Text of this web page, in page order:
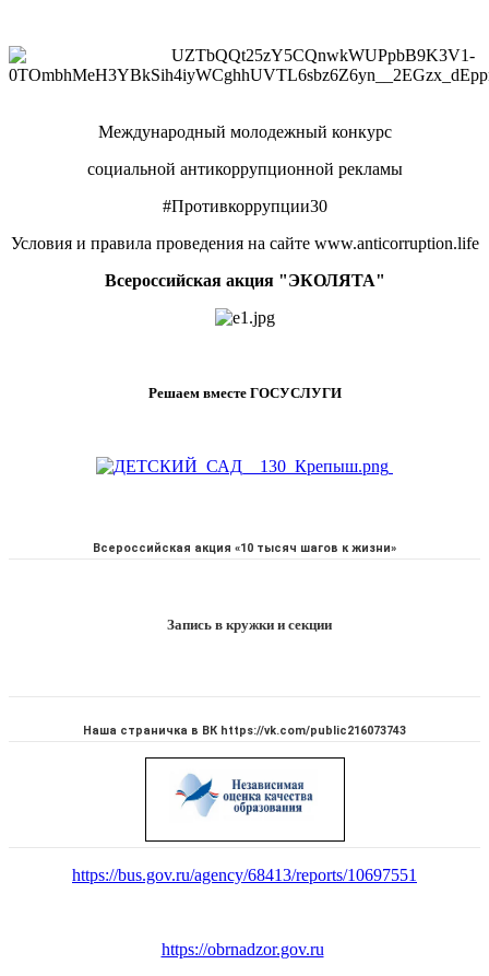
Международный молодежный конкурс
социальной антикоррупционной рекламы
#Противкоррупции30
Условия и правила проведения на сайте www.anticorruption.life
Всероссийская акция "ЭКОЛЯТА"
Решаем вместе ГОСУСЛУГИ
Всероссийская акция «10 тысяч шагов к жизни»
Запись в кружки и секции
Наша страничка в ВК https://vk.com/public216073743
https://bus.gov.ru/agency/68413/reports/10697551
https://obrnadzor.gov.ru